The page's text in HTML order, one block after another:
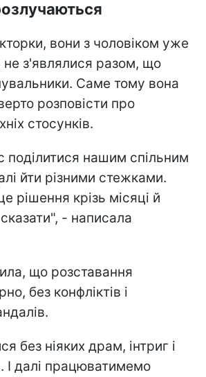
вони з чоловіком уже
не з'являлися разом, що
Саме тому вона
розповісти про
стосунків.
нашим спільним
йти різними стежками.
рішення крізь місяці й
- написала
що розставання
без конфліктів і
без ніяких драм, інтриг і
І далі працюватимемо